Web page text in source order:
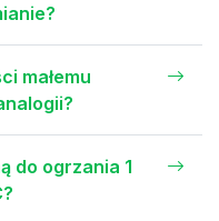
małemu
do ogrzania 1